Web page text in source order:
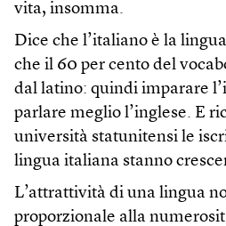
vita, insomma.
Dice che l’italiano è la
che il 60 per cento del
dal latino: quindi imparare
parlare meglio l’inglese. E
università statunitensi le
lingua italiana stanno
L’attrattività di una lingua
proporzionale alla